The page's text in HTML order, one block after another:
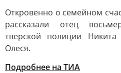
Откровенно о семейном
рассказали отец
тверской полиции
Олеся.
Подробнее на ТИА